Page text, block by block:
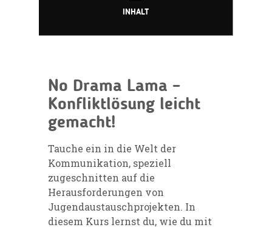
INHALT
No Drama Lama –
Konfliktlösung leicht
gemacht!
Tauche ein in die Welt der
Kommunikation, speziell
zugeschnitten auf die
Herausforderungen von
Jugendaustauschprojekten. In
diesem Kurs lernst du, wie du mit